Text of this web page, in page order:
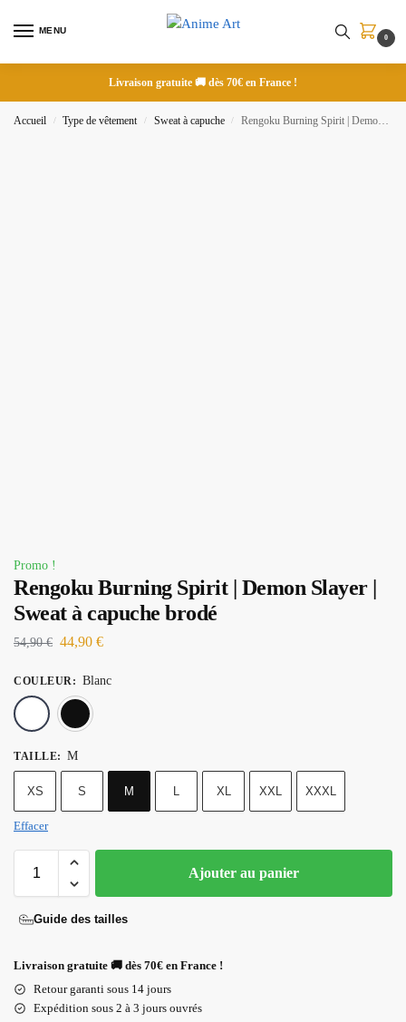
MENU
0
Livraison gratuite 🚚 dès 70€ en France !
Accueil / Type de vêtement / Sweat à capuche / Rengoku Burning Spirit | Demon Slayer | Sweat à capuche brodé
Promo !
Rengoku Burning Spirit | Demon Slayer |
Sweat à capuche brodé
54,90€ 44,90 €
COULEUR : Blanc
TAILLE: M
XS S M L XL XXL XXXL
Effacer
Ajouter au panier
Guide des tailles
Livraison gratuite 🚚 dès 70€ en France !
Retour garanti sous 14 jours
Expédition sous 2 à 3 jours ouvrés